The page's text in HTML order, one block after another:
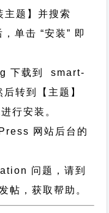
主题】并搜索
单击 “安装” 即
下载到 smart-
转到【主题】
行安装。
网站后台的
问题，请到
帖，获取帮助。